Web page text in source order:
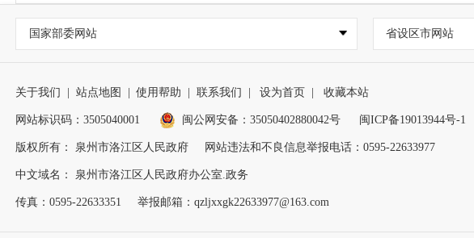
国家部委网站 省设区市网站
关于我们 | 站点地图 | 使用帮助 | 联系我们 | 设为首页 | 收藏本站
网站标识码：3505040001 闽公网安备：35050402880042号 闽ICP备19013944号-1
版权所有： 泉州市洛江区人民政府 网站违法和不良信息举报电话：0595-22633977
中文域名： 泉州市洛江区人民政府办公室.政务
传真：0595-22633351 举报邮箱：qzljxxgk22633977@163.com